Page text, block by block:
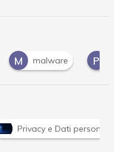
Privacy U UE
e Dati personali